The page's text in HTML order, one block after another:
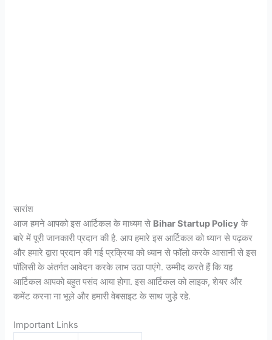
सारांश
आज हमने आपको इस आर्टिकल के माध्यम से Bihar Startup Policy के
बारे में पूरी जानकारी प्रदान की है. आप हमारे इस आर्टिकल को ध्यान से पढ़कर
और हमारे द्वारा प्रदान की गई प्रक्रिया को ध्यान से फॉलो करके आसानी से इस
पॉलिसी के अंतर्गत आवेदन करके लाभ उठा पाएंगे. उम्मीद करते हैं कि यह
आर्टिकल आपको बहुत पसंद आया होगा. इस आर्टिकल को लाइक, शेयर और
कमेंट करना ना भूले और हमारी वेबसाइट के साथ जुड़े रहे.
Important Links